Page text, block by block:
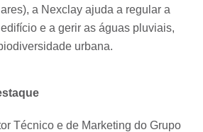
a Nexclay ajuda a regular a
e a gerir as águas pluviais,
urbana.
Técnico e de Marketing do Grupo